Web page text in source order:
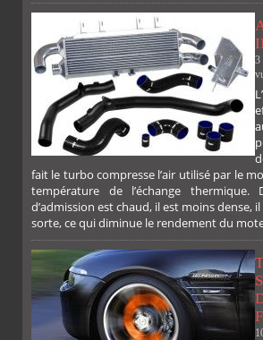
3
fait le turbo compresse l’air utilisé par le
température de l’échange thermique.
d’admission est chaud, il est moins dense,
sorte, ce qui diminue le rendement du